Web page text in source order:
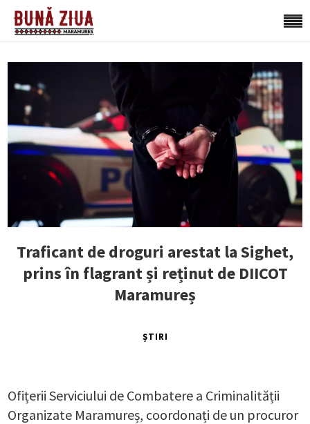
Traficant de droguri arestat la Sighet,
prins în flagrant și reținut de DIICOT
Maramureș
ȘTIRI
Ofițerii Serviciului de Combatere a Criminalității
Organizate Maramureș, coordonați de un procuror